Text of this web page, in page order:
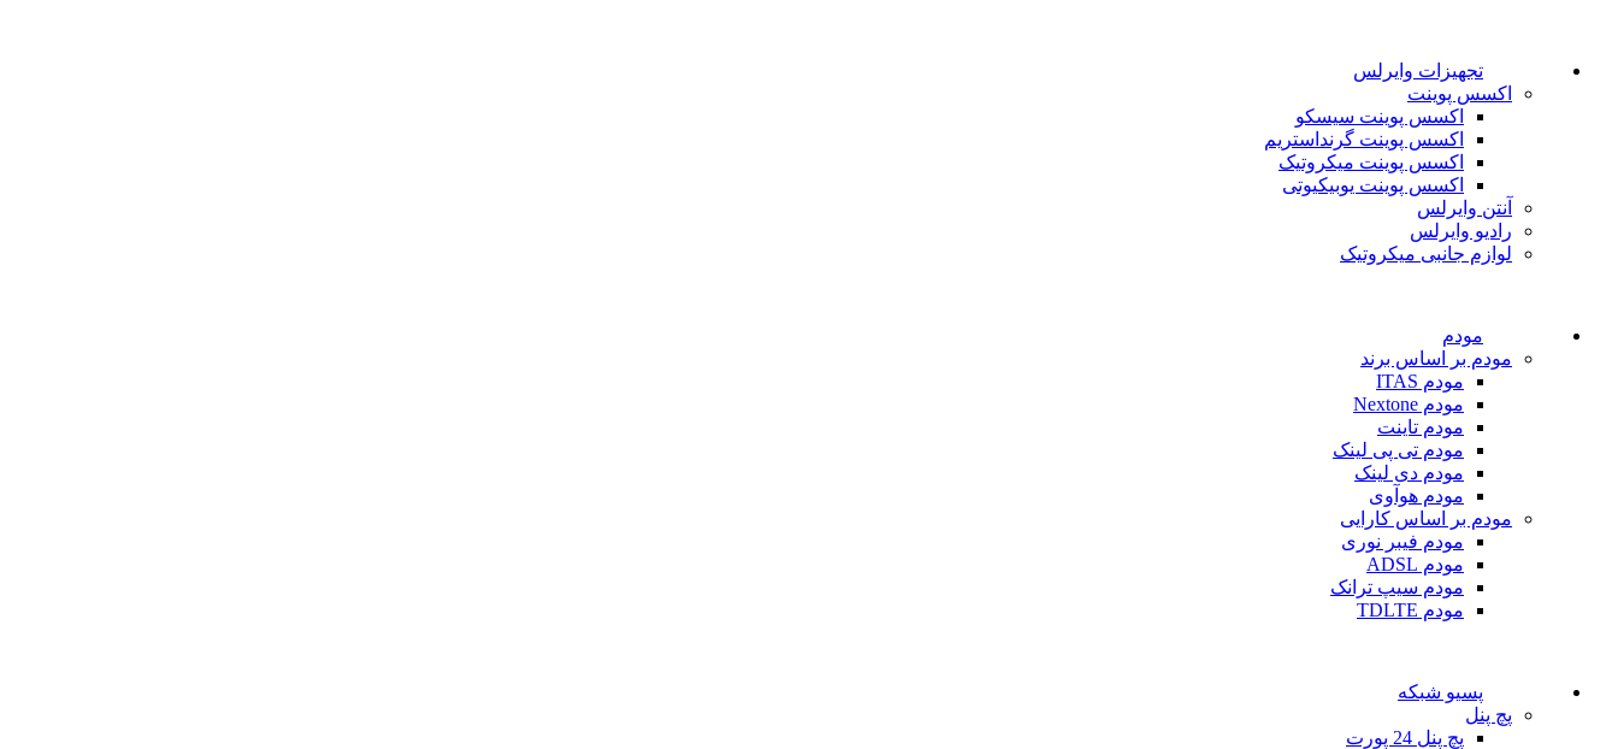
تجهیزات وایرلس
اکسس پوینت
اکسس پوینت سیسکو
اکسس پوینت گرنداستریم
اکسس پوینت میکروتیک
اکسس پوینت یوبیکیوتی
آنتن وایرلس
رادیو وایرلس
لوازم جانبی میکروتیک
مودم
مودم بر اساس برند
مودم ITAS
مودم Nextone
مودم تاینت
مودم تی پی لینک
مودم دی لینک
مودم هوآوی
مودم بر اساس کارایی
مودم فیبر نوری
مودم ADSL
مودم سیپ ترانک
مودم TDLTE
پسیو شبکه
پچ پنل
پچ پنل 24 پورت